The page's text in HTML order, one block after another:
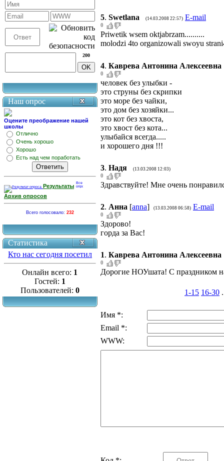
200
Наш опрос
Оцените преображение нашей
школы
Отлично
Очень хорошо
Хорошо
Есть над чем поработать
Результаты
Архив опросов
Всего голосовало: 232
Статистика
Кто нас сегодня посетил
Онлайн всего: 1
Гостей: 1
Пользователей: 0
5. Swetlana (14.03.2008 22:57) E-mail
0
Priwetik wsem oktjabrzam..........
molodzi 4to organizowali swoyu
4. Каврева Антонина Алексеевна
0
человек без улыбки -
это струны без скрипки
это море без чайки,
это дом без хозяйки...
это кот без хвоста,
это хвост без кота...
улыбайся всегда.....
и хорошего дня !!!
3. Надя (13.03.2008 12:03)
0
Здравствуйте! Мне очень
2. Анна [anna] (13.03.2008 06:58) E-mail
0
Здорово!
горда за Вас!
1. Каврева Антонина Алексеевна
0
Дорогие НОУшата! С праздником
1-15 16-30
Имя *:
Email *:
WWW: